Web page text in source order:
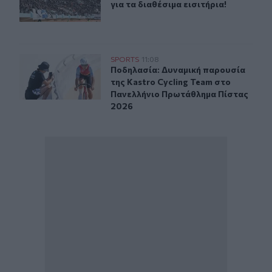
για τα διαθέσιμα εισιτήρια!
Ποδηλασία: Δυναμική παρουσία της Kastro Cycling
SPORTS 11:08
Ποδηλασία: Δυναμική παρουσία
Ποδηλασία: Δυναμική παρουσία
της Kastro Cycling Team στο
Πανελλήνιο Πρωτάθλημα Πίστας
2026